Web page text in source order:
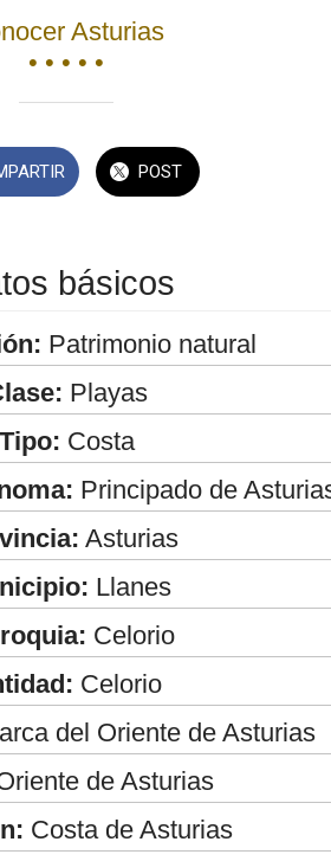
Asturias
• • • • •
POST
básicos
Patrimonio natural
Playas
Tipo: Costa
Principado de
Asturias
Llanes
Celorio
Celorio
del Oriente de Asturias
de Asturias
Costa de Asturias